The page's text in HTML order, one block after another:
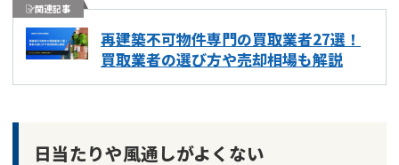
関連記事
再建築不可物件専門の買取業者27選！
買取業者の選び方や売却相場も解説
日当たりや風通しがよくない